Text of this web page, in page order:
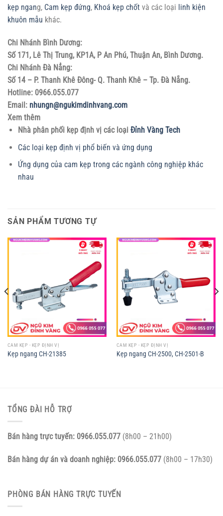
kẹp ngang, Cam kẹp đứng, Khoá kẹp chốt và các loại linh kiện
khuôn mẫu khác.
Chi Nhánh Bình Dương:
Số 171, Lê Thị Trung, KP1A, P An Phú, Thuận An, Bình Dương.
Chi Nhánh Đà Nẳng:
Số 14 – P. Thanh Khê Đông- Q. Thanh Khê – Tp. Đà Nẵng.
Hotline: 0966.055.077
Email: nhungn@ngukimdinhvang.com
Xem thêm
Nhà phân phối kẹp định vị các loại Đỉnh Vàng Tech
Các loại kẹp định vị phổ biến và ứng dụng
Ứng dụng của cam kẹp trong các ngành công nghiệp khác
nhau
SẢN PHẨM TƯƠNG TỰ
CAM KẸP - KẸP ĐỊNH VỊ
Kẹp ngang CH-21385
CAM KẸP - KẸP ĐỊNH VỊ
Kẹp ngang CH-2500, CH-2501-B
TỔNG ĐÀI HỖ TRỢ
Bán hàng trực tuyến: 0966.055.077 (8h00 – 21h00)
Bán hàng dự án và doanh nghiệp: 0966.055.077 (8h00 – 17h30)
PHÒNG BÁN HÀNG TRỰC TUYẾN